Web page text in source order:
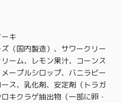
キ
（国内製造）、サワークリー
ーム、レモン果汁、コーンス
ープルシロップ、バニラビー
ス、乳化剤、安定剤（トラガ
キクラゲ抽出物（一部に卵・